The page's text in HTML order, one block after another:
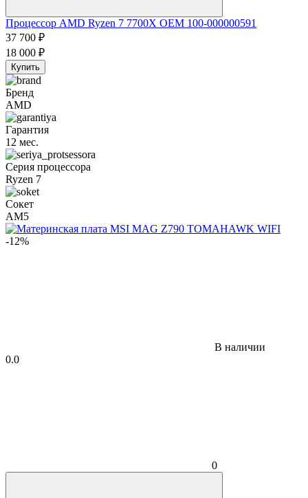
Процессор AMD Ryzen 7 7700X OEM 100-000000591
37 700 ₽
18 000 ₽
Купить
Бренд
AMD
Гарантия
12 мес.
Серия процессора
Ryzen 7
Сокет
AM5
-12%
В наличии
0.0
0